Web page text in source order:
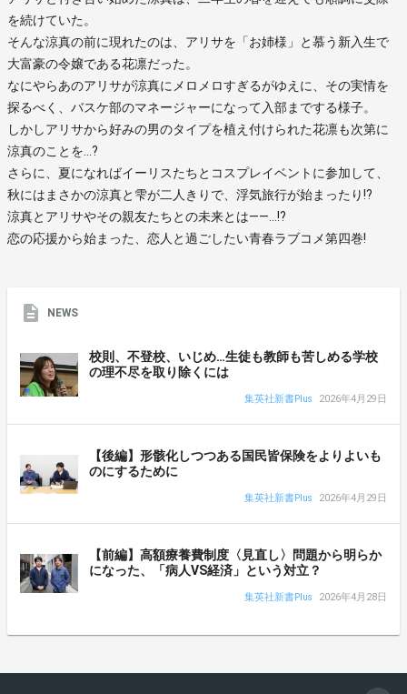
を続けていた。
そんな涼真の前に現れたのは、アリサを「お姉様」と慕う新入生で
大富豪の令嬢である花凛だった。
なにやらあのアリサが涼真にメロメロすぎるがゆえに、その実情を
探るべく、バスケ部のマネージャーになって入部までする様子。
しかしアリサから好みの男のタイプを植え付けられた花凛も次第に
涼真のことを…?
さらに、夏になればイーリスたちとコスプレイベントに参加して、
秋にはまさかの涼真と雫が二人きりで、浮気旅行が始まったり!?
涼真とアリサやその親友たちとの未来とは――…!?
恋の応援から始まった、恋人と過ごしたい青春ラブコメ第四巻!
NEWS
校則、不登校、いじめ…生徒も教師も苦しめる学校
の理不尽を取り除くには
集英社新書Plus 2026年4月29日
【後編】形骸化しつつある国民皆保険をよりよいも
のにするために
集英社新書Plus 2026年4月29日
【前編】高額療養費制度〈見直し〉問題から明らか
になった、「病人VS経済」という対立？
集英社新書Plus 2026年4月28日